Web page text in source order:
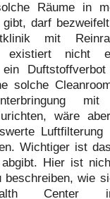
Räume in
darf
mit
existiert nicht
Duftstoffverbot
solche
wäre
Luftfilterung
Wichtiger ist
Hier ist
beschreiben, wie
Center